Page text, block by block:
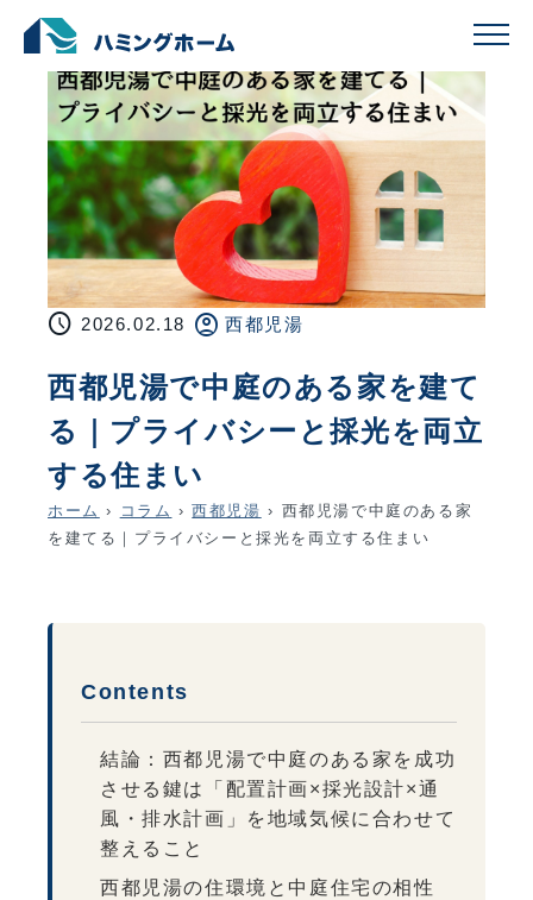
schedule 2026.02.18 account_circle 西都児湯
西都児湯で中庭のある家を建て
る｜プライバシーと採光を両立
する住まい
ホーム › コラム › 西都児湯 › 西都児湯で中庭のある家
を建てる｜プライバシーと採光を両立する住まい
Contents
結論：西都児湯で中庭のある家を成功
させる鍵は「配置計画×採光設計×通
風・排水計画」を地域気候に合わせて
整えること
西都児湯の住環境と中庭住宅の相性